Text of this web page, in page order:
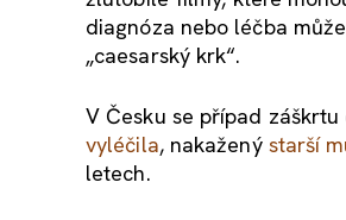
diagnóza nebo léčba
„caesarský krk“.
V Česku se případ
vyléčila, nakažený starší
letech.